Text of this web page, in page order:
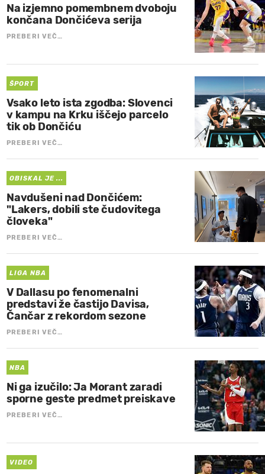
Na izjemno pomembnem dvoboju
končana Dončićeva serija
PREBERI VEČ…
ŠPORT
Vsako leto ista zgodba: Slovenci
v kampu na Krku iščejo parcelo
tik ob Dončiću
PREBERI VEČ…
OBISKAL JE ...
Navdušeni nad Dončićem:
"Lakers, dobili ste čudovitega
človeka"
PREBERI VEČ…
LIGA NBA
V Dallasu po fenomenalni
predstavi že častijo Davisa,
Čančar z rekordom sezone
PREBERI VEČ…
NBA
Ni ga izučilo: Ja Morant zaradi
sporne geste predmet preiskave
PREBERI VEČ…
VIDEO